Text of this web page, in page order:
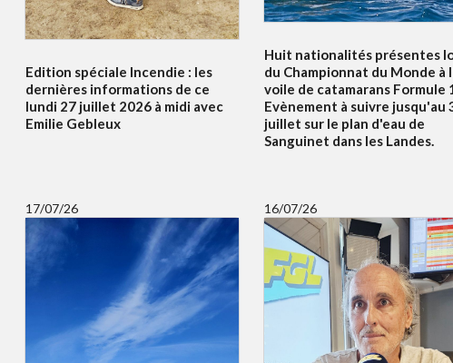
Edition spéciale Incendie : les
dernières informations de ce
lundi 27 juillet 2026 à midi avec
Emilie Gebleux
Huit nationalités présentes
du Championnat du Monde à
voile de catamarans Formule
Evènement à suivre jusqu'au
juillet sur le plan d'eau de
Sanguinet dans les Landes.
17/07/26 16/07/26